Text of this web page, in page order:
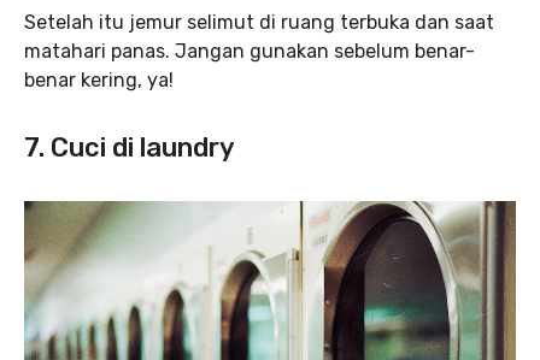
Setelah itu jemur selimut di ruang terbuka dan saat
matahari panas. Jangan gunakan sebelum benar-
benar kering, ya!
7. Cuci di laundry